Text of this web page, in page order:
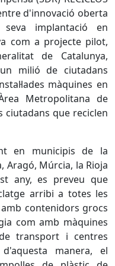
d'innovació oberta
implantació en
com a projecte pilot,
de Catalunya,
milió de ciutadans
màquines en
Metropolitana de
ciutadans que reciclen
en municipis de la
Aragó, Múrcia, la Rioja
any, es preveu que
arribi a totes les
contenidors grocs
com amb màquines
transport i centres
manera, el